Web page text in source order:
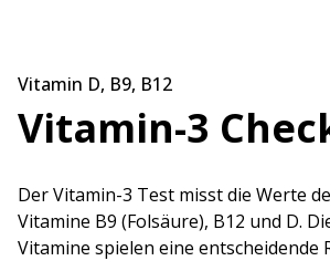
Vitamin D, B9, B12
Vitamin-3
Der Vitamin-3 Test misst die Werte
Vitamine B9 (Folsäure), B12 und D.
Vitamine spielen eine entscheidende